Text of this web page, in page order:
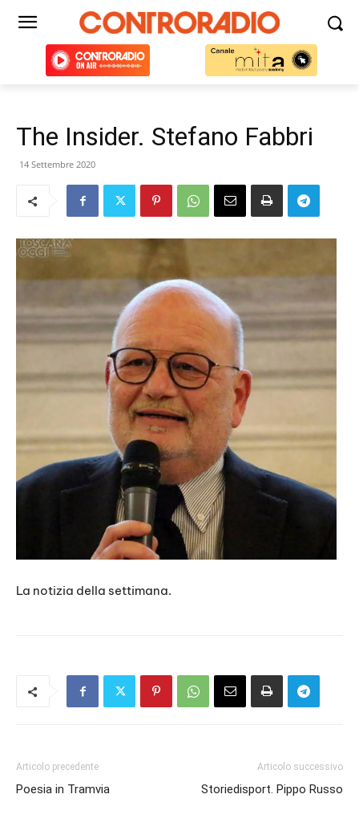
The Insider. Stefano Fabbri
14 Settembre 2020
La notizia della settimana.
Articolo precedente
Poesia in Tramvia
Articolo successivo
Storiedisport. Pippo Russo